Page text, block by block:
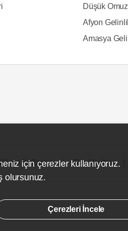
Düşük
Afyon
Amasya
ve Kullanım Site Haritası
için çerezler kullanıyoruz.
olursunuz.
Çerezleri İncele